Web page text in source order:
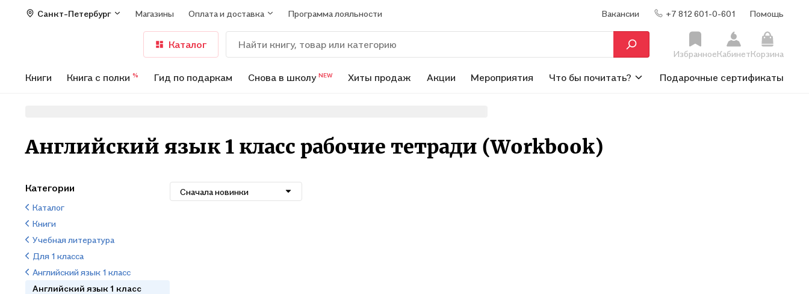
Санкт-Петербург Магазины Оплата и доставка Программа лояльности Вакансии +7 812 601-0-601 Помощь
Каталог
ИзбранноеКабинетКорзина
Книги Книга с полки % Гид по подаркам Снова в школу NEW Хиты продаж Акции Мероприятия Что бы почитать? Подарочные сертификаты
Английский язык 1 класс рабочие тетради (Workbook)
Сначала новинки
Категории
Каталог
Книги
Учебная литература
Для 1 класса
Английский язык 1 класс
Английский язык 1 класс